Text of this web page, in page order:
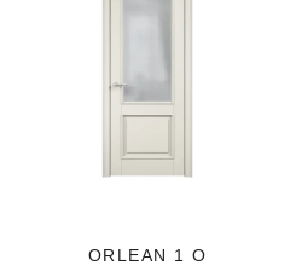
ORLEAN 1 O